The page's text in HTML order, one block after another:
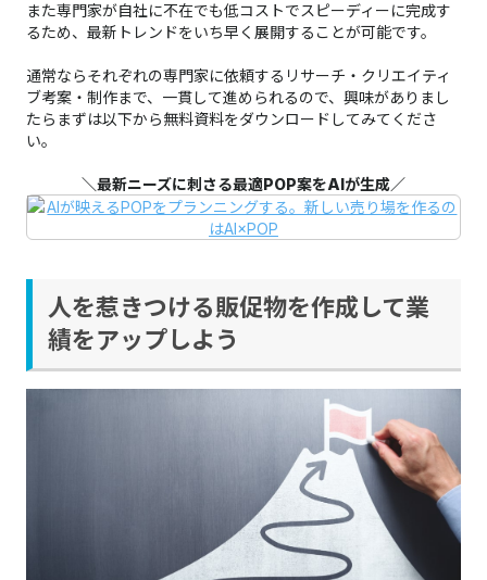
また専門家が自社に不在でも低コストでスピーディーに完成す
るため、最新トレンドをいち早く展開することが可能です。
通常ならそれぞれの専門家に依頼するリサーチ・クリエイティ
ブ考案・制作まで、一貫して進められるので、興味がありまし
たらまずは以下から無料資料をダウンロードしてみてくださ
い。
＼最新ニーズに刺さる最適POP案をAIが生成／
人を惹きつける販促物を作成して業
績をアップしよう